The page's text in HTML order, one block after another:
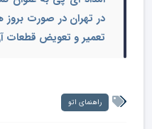
در تهران در صورت بروز
تعمیر و تعویض قطعات
راهنمای اتو